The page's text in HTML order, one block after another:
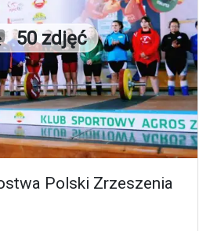
Liczba zdjęć
50 zdjęć
Polski Zrzeszenia